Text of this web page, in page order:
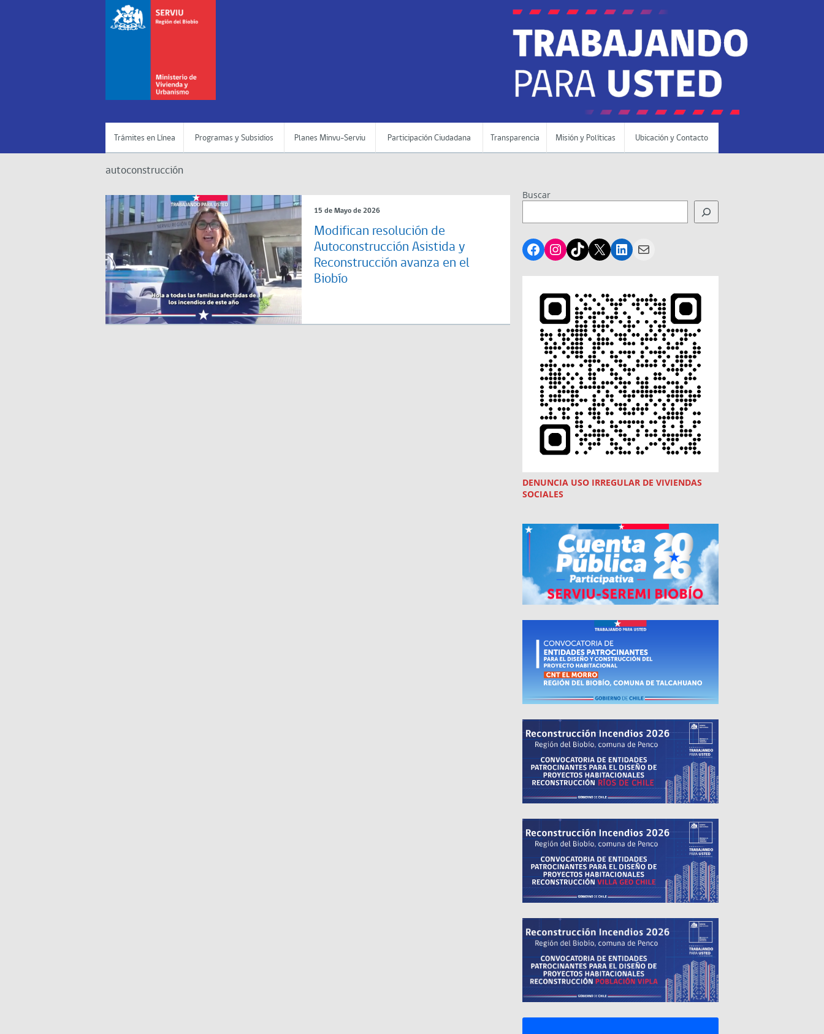
Trámites en Línea Programas y Subsidios Planes Minvu-Serviu Participación Ciudadana Transparencia Misión y Políticas Ubicación y Contacto
autoconstrucción
15 de Mayo de 2026
Modifican resolución de
Autoconstrucción Asistida y
Reconstrucción avanza en el
Biobío
Buscar
Facebook
Instagram
TikTok
X LinkedIn
Mail
DENUNCIA USO IRREGULAR DE VIVIENDAS
SOCIALES